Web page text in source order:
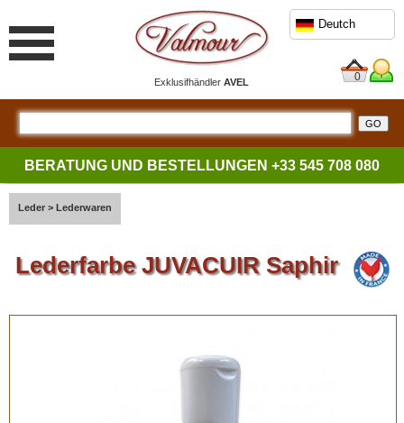
ExklusifhändlerAVEL
Deutch
0
BERATUNG UND BESTELLUNGEN +33 545 708 080
Leder > Lederwaren
Lederfarbe JUVACUIR Saphir